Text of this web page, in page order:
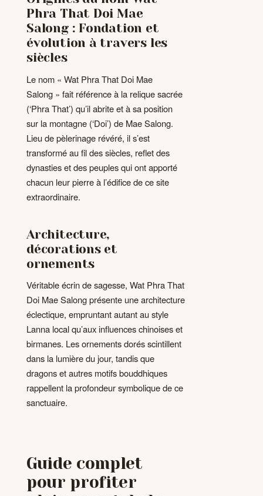
Phra That Doi Mae
Salong : Fondation et
évolution à travers les
siècles
Le nom « Wat Phra That Doi Mae
Salong » fait référence à la relique sacrée
(‘Phra That’) qu’il abrite et à sa position
sur la montagne (‘Doi’) de Mae Salong.
Lieu de pèlerinage révéré, il s’est
transformé au fil des siècles, reflet des
dynasties et des peuples qui ont apporté
chacun leur pierre à l’édifice de ce site
extraordinaire.
Architecture,
décorations et
ornements
Véritable écrin de sagesse, Wat Phra That
Doi Mae Salong présente une architecture
éclectique, empruntant autant au style
Lanna local qu’aux influences chinoises et
birmanes. Les ornements dorés scintillent
dans la lumière du jour, tandis que
dragons et autres motifs bouddhiques
rappellent la profondeur symbolique de ce
sanctuaire.
Guide complet
pour profiter